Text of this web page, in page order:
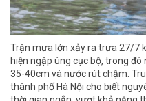
Trận mưa lớn xảy ra trưa 27/7
hiện ngập úng cục bộ, trong
35-40cm và nước rút chậm.
thành phố Hà Nội cho biết